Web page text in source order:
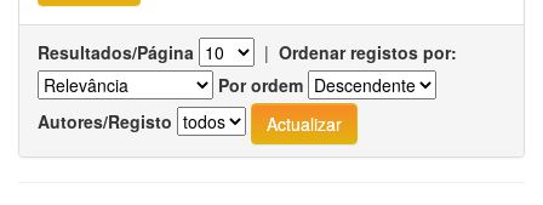
Resultados/Página | Ordenar registos por:
Por ordem
Autores/Registo